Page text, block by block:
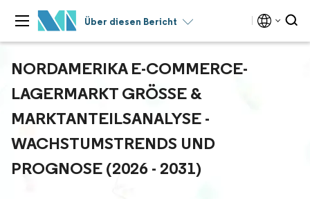
Über diesen Bericht
NORDAMERIKA E-COMMERCE-
LAGERMARKT GRÖSSE & M
ARKTANTEILSANALYSE - W
ACHSTUMSTRENDS UND P
ROGNOSE (2026 - 2031)